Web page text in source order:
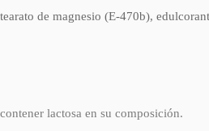
de magnesio (E-470b),
lactosa en su composición.